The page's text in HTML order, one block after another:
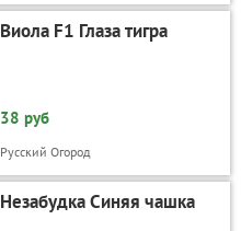
Виола F1 Глаза тигра
38 руб
Русский Огород
Незабудка Синяя чашка